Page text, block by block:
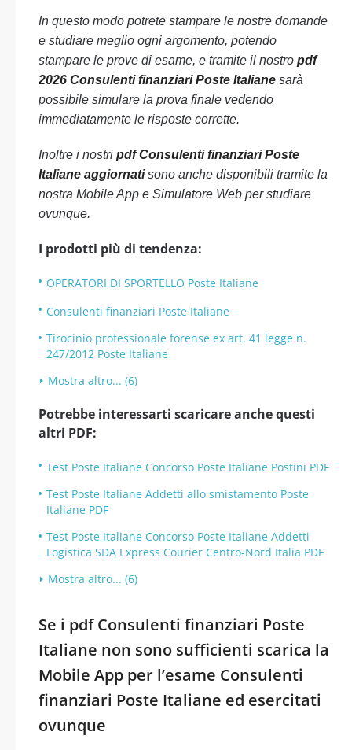
In questo modo potrete stampare le nostre domande
e studiare meglio ogni argomento, potendo
stampare le prove di esame, e tramite il nostro pdf
2026 Consulenti finanziari Poste Italiane sarà
possibile simulare la prova finale vedendo
immediatamente le risposte corrette.
Inoltre i nostri pdf Consulenti finanziari Poste
Italiane aggiornatisono anche disponibili tramite la
nostra Mobile App e Simulatore Web per studiare
ovunque.
I prodotti più di tendenza:
OPERATORI DI SPORTELLO Poste Italiane
Consulenti finanziari Poste Italiane
Tirocinio professionale forense ex art. 41 legge n.
247/2012 Poste Italiane
Mostra altro... (6)
Potrebbe interessarti scaricare anche questi
altri PDF:
Test Poste Italiane Concorso Poste Italiane Postini PDF
Test Poste Italiane Addetti allo smistamento Poste
Italiane PDF
Test Poste Italiane Concorso Poste Italiane Addetti
Logistica SDA Express Courier Centro-Nord Italia PDF
Mostra altro... (6)
Se i pdf Consulenti finanziari Poste
Italiane non sono sufficienti scarica la
Mobile App per l’esame Consulenti
finanziari Poste Italiane ed esercitati
ovunque